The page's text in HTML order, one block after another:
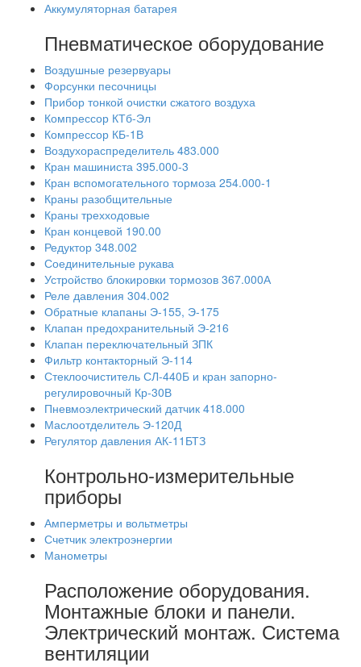
Аккумуляторная батарея
Пневматическое оборудование
Воздушные резервуары
Форсунки песочницы
Прибор тонкой очистки сжатого воздуха
Компрессор КТб-Эл
Компрессор КБ-1В
Воздухораспределитель 483.000
Кран машиниста 395.000-3
Кран вспомогательного тормоза 254.000-1
Краны разобщительные
Краны трехходовые
Кран концевой 190.00
Редуктор 348.002
Соединительные рукава
Устройство блокировки тормозов 367.000А
Реле давления 304.002
Обратные клапаны Э-155, Э-175
Клапан предохранительный Э-216
Клапан переключательный ЗПК
Фильтр контакторный Э-114
Стеклоочиститель СЛ-440Б и кран запорно-
регулировочный Кр-30В
Пневмоэлектрический датчик 418.000
Маслоотделитель Э-120Д
Регулятор давления АК-11БТЗ
Контрольно-измерительные
приборы
Амперметры и вольтметры
Счетчик электроэнергии
Манометры
Расположение оборудования.
Монтажные блоки и панели.
Электрический монтаж. Система
вентиляции